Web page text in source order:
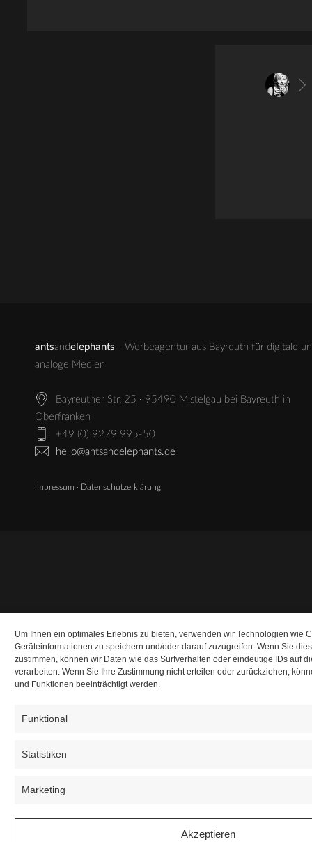
Um Ihnen ein optimales Erlebnis zu bieten, verwenden wir Technologien wie
Geräteinformationen zu speichern und/oder darauf zuzugreifen. Wenn Sie
zustimmen, können wir Daten wie das Surfverhalten oder eindeutige IDs auf
verarbeiten. Wenn Sie Ihre Zustimmung nicht erteilen oder zurückziehen,
und Funktionen beeinträchtigt werden.
Funktional
Statistiken
Marketing
Akzeptieren
antsandelephants - Werbeagentur aus Bayreuth für digitale
analoge Medien
Bayreuther Str. 25 · 95490 Mistelgau bei Bayreuth in
Oberfranken
+49 (0) 9279 995-50
hello@antsandelephants.de
Impressum · Datenschutzerklärung